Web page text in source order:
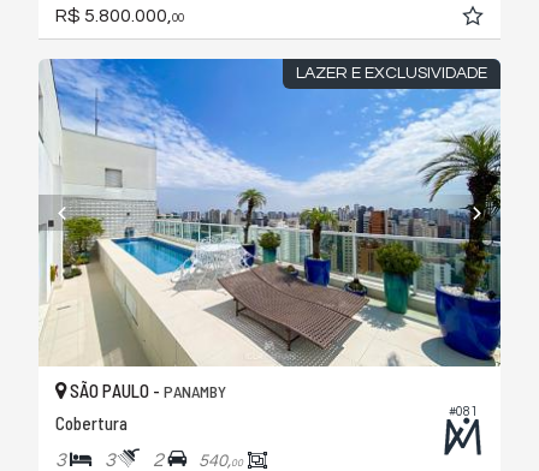
R$ 5.800.000, 00
LAZER E EXCLUSIVIDADE
#081
SÃO PAULO - PANAMBY
Cobertura
3 3 2 540,00